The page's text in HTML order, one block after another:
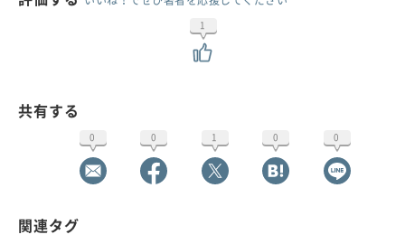
1
共有する
0 0 1 0 0
関連タグ